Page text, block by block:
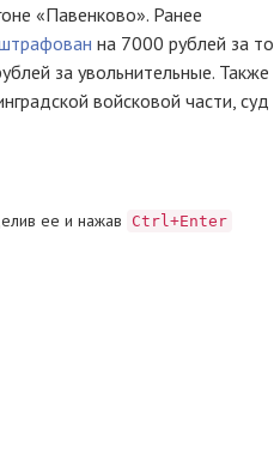
«Павенково». Ранее
на 7000 рублей за то,
за увольнительные. Также
войсковой части, суд
ее и нажав Ctrl+Enter